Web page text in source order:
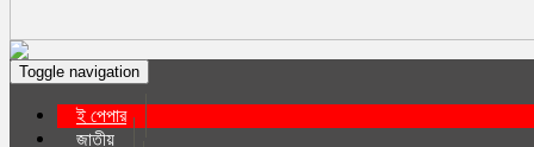
Toggle navigation
ই পেপার
জাতীয়